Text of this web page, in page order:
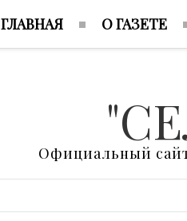
ГЛАВНАЯ О ГАЗЕТЕ
Официальный